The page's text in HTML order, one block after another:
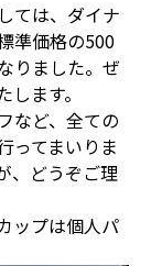
ては、ダイナ
準価格の500
りました。ぜ
ます。
など、全ての
ってまいりま
、どうぞご理
ップは個人パ